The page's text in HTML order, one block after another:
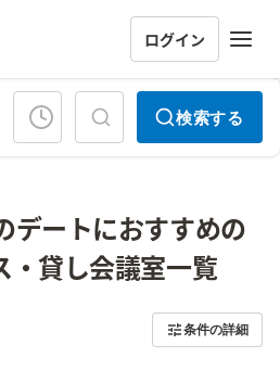
ログイン
検索する
デートにおすすめの
・貸し会議室一覧
条件の詳細